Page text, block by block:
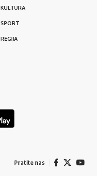
KULTURA
SPORT
REGIJA
Pratite nas